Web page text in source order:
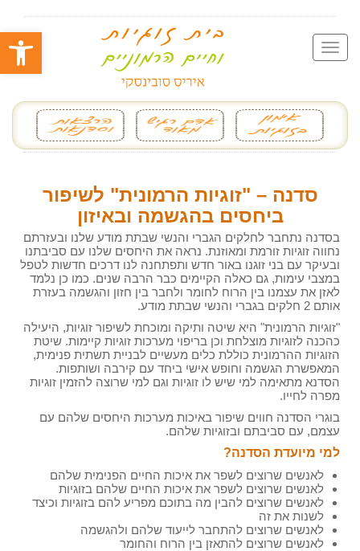
פתח
סדנה – "זוגיות הרמונית" לשיפור
ביחסים בהגשמה ובאיזון
בסדנה נתחבר לחלקים הגברי והנשי שבתת מודע שלנו ובעזרתם
נחווה זוגיות זורמת ומאוזנת. נראה את היחסים שלנו עם סביבתנו
ובעיקר עם בני זוגנו באור חדש ותפתחנה לנו דרכים חדשות לטפל
במצבי עימות, גם כאלה הקיימים כבר הרבה שנים. כמו כן נלמד
לאזן את עצמנו בין הרוח לחומר ולחבר בין חזון והגשמה בעזרת
אותם 2 חלקים בגברי והנשי שבתת מודע.
"זוגיות הרמונית" היא שיטה ותיקה ומוכחת לשיפור זוגיות, היעילה
כהכנה לזוגיות מוצלחת וכן בריפוי מערכות זוגיות קיימות. שיטת
הזוגיות ההרמונית כוללת כלים מעשיים לבניית תשתית פנימית,
המאפשרת הגשמה וחופש אישי ביחד עם קירבה ושותפות.
הסדנא מתאימה למי שיש לו זוגיות וגם למי שרוצה להזמין זוגיות
מפרה לחייו.
בוגרי הסדנה חווים שיפור באיכות מערכות היחסים שלהם עם
עצמם, עם סביבתם ובזוגיות שלהם.
למי מיועדת הסדנה?
לאנשים שרוצים לשפר את איכות החיים הפנימית שלהם
לאנשים שרוצים לשפר את איכות החיים שלהם בזוגיות
לאנשים שרוצים להבין מה בתוכם מפריע להם בזוגיות וכיצד
לשנות את זה
לאנשים שרוצים להתחבר לייעוד שלהם ולהגשמה
לאנשים שרוצים להתאזן בין הרוח והחומר